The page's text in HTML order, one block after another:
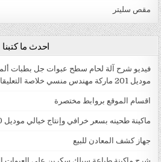
مقص سليتر
احدث ما كتبنا
موديل 201 ماركة مهندس منسي خلاصة التعليقات
اقسام الموقع بروابط مختصرة
ماكينة طحينه بسعر خرافي وإنتاج خيالي موديل 810 صناعة مصرية
جهاز كشف المعادن للبيع